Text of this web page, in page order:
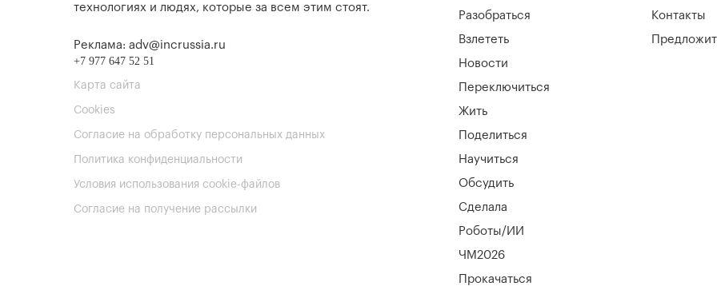
технологиях и людях, которые за всем этим стоят.
Реклама: adv@incrussia.ru
+7 977 647 52 51
Карта сайта
Cookies
Согласие на обработку персональных данных
Политика конфиденциальности
Условия использования cookie-файлов
Согласие на получение рассылки
Разобраться
Взлететь
Новости
Переключиться
Жить
Поделиться
Научиться
Обсудить
Сделала
Роботы/ИИ
ЧМ2026
Прокачаться
Контакты